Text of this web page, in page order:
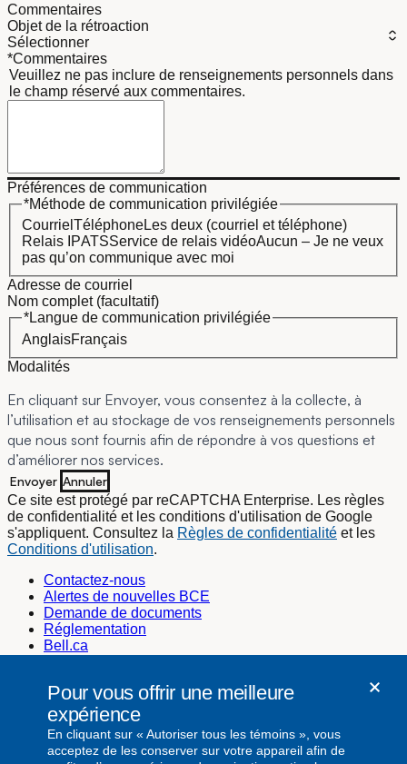
Commentaires
Objet de la rétroaction
*Commentaires
Veuillez ne pas inclure de renseignements personnels dans
le champ réservé aux commentaires.
Préférences de communication
*Méthode de communication privilégiée
Courriel TéléphoneLes deux (courriel et téléphone)
Relais IPATSService de relais vidéoAucun – Je ne veux
pas qu’on communique avec moi
Adresse de courriel
Nom complet (facultatif)
*Langue de communication privilégiée
AnglaisFrançais
Modalités
En cliquant sur Envoyer, vous consentez à la collecte, à
l’utilisation et au stockage de vos renseignements personnels
que nous sont fournis afin de répondre à vos questions et
d’améliorer nos services.
Envoyer Annuler
Ce site est protégé par reCAPTCHA Enterprise. Les règles
de confidentialité et les conditions d'utilisation de Google
s'appliquent. Consultez la Règles de confidentialité et les
Conditions d'utilisation.
Contactez-nous
Alertes de nouvelles BCE
Demande de documents
Réglementation
Bell.ca
Emplois@Bell
Secrétariat de l’entreprise
secretariat.corporatif@bell.ca
Pour vous offrir une meilleure
expérience
En cliquant sur « Autoriser tous les témoins », vous
acceptez de les conserver sur votre appareil afin de